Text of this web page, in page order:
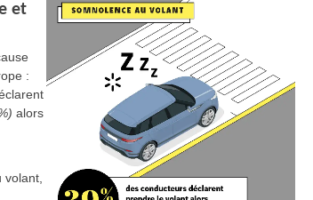
et
:
alors